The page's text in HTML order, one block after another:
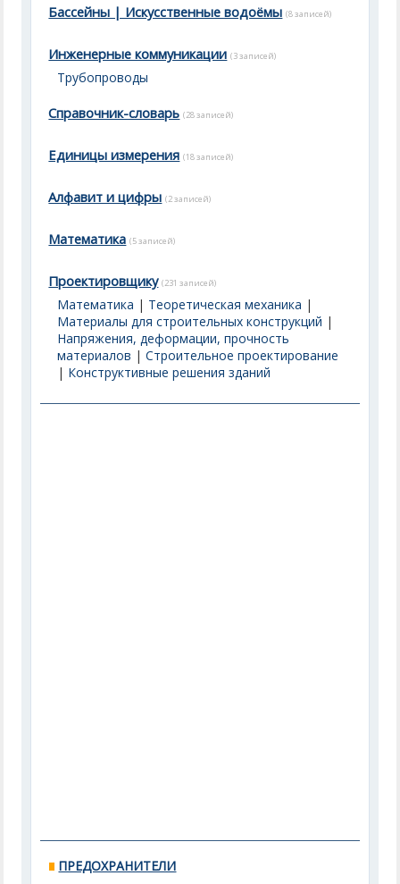
Бассейны | Искусственные водоёмы (8 записей)
Инженерные коммуникации (3 записей)
Трубопроводы
Справочник-словарь (28 записей)
Единицы измерения (18 записей)
Алфавит и цифры (2 записей)
Математика (5 записей)
Проектировщику (231 записей)
Математика | Теоретическая механика |
Материалы для строительных конструкций |
Напряжения, деформации, прочность
материалов |Строительное проектирование
| Конструктивные решения зданий
ПРЕДОХРАНИТЕЛИ